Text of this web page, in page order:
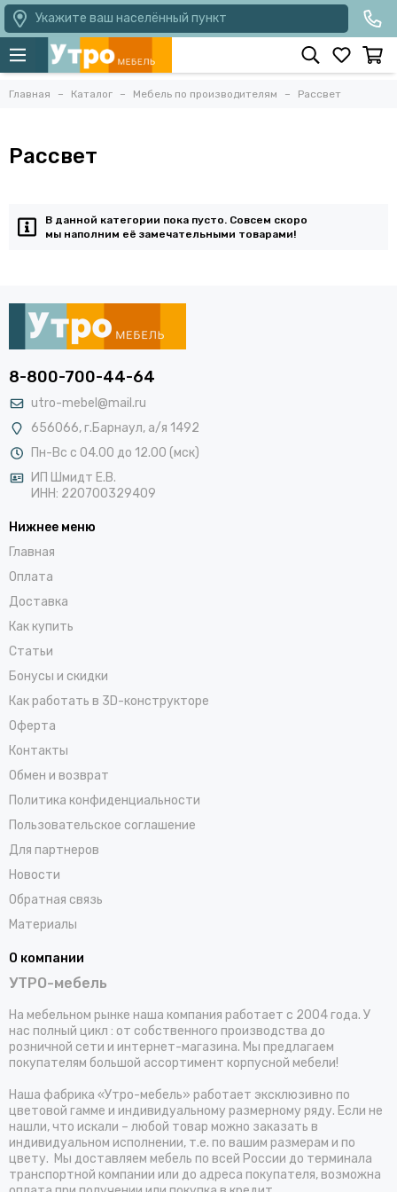
Укажите ваш населённый пункт
Главная Каталог Мебель по производителям Рассвет
Рассвет
В данной категории пока пусто. Совсем скоро
мы наполним её замечательными товарами!
8-800-700-44-64
utro-mebel@mail.ru
656066, г.Барнаул, а/я 1492
Пн-Вс с 04.00 до 12.00 (мск)
ИП Шмидт Е.В.
ИНН: 220700329409
Нижнее меню
Главная
Оплата
Доставка
Как купить
Статьи
Бонусы и скидки
Как работать в 3D-конструкторе
Оферта
Контакты
Обмен и возврат
Политика конфиденциальности
Пользовательское соглашение
Для партнеров
Новости
Обратная связь
Материалы
О компании
УТРО-мебель
На мебельном рынке наша компания работает с 2004 года. У
нас полный цикл : от собственного производства до
розничной сети и интернет-магазина. Мы предлагаем
покупателям большой ассортимент корпусной мебели!
Наша фабрика «Утро-мебель» работает эксклюзивно по
цветовой гамме и индивидуальному размерному ряду. Если не
нашли, что искали – любой товар можно заказать в
индивидуальном исполнении, т.е. по вашим размерам и по
цвету. Мы доставляем мебель по всей России до терминала
транспортной компании или до адреса покупателя, возможна